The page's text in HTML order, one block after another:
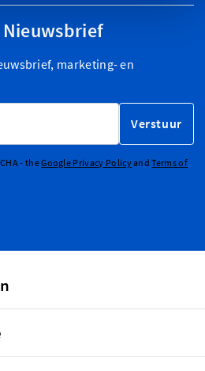
marketing- en
Verstuur
- theGoogle Privacy PolicyandTerms of